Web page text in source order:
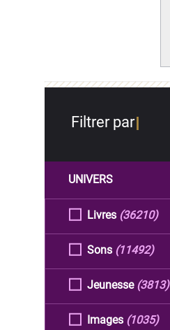
Filtrer par
UNIVERS
Livres (36210)
Sons (11492)
Jeunesse (3813)
Images (1035)